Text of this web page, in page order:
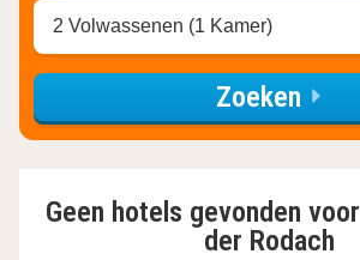
2 Volwassenen (1 Kamer)
Zoeken
Geen hotels gevonden voor
der Rodach